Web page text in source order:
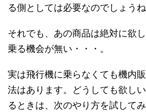
る側としては必要なのでしょうね
それでも、あの商品は絶対に欲
乗る機会が無い・・・。
実は飛行機に乗らなくても機内
法はあります。どうしても欲し
るときは、次のやり方を試してみ